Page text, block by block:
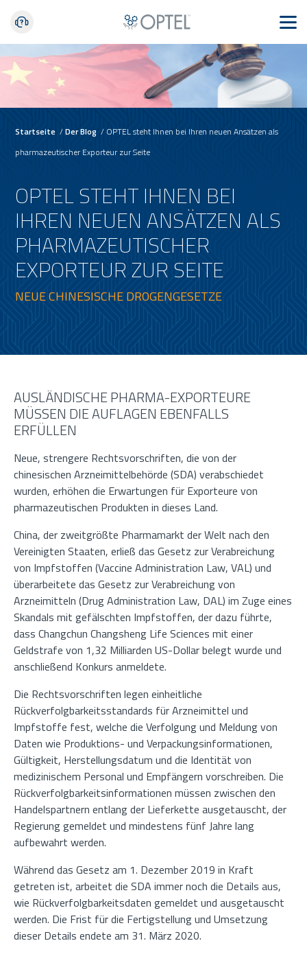
Startseite /Der Blog / OPTEL steht Ihnen bei Ihren neuen Ansätzen als
pharmazeutischer Exporteur zur Seite
OPTEL STEHT IHNEN BEI
IHREN NEUEN ANSÄTZEN ALS
PHARMAZEUTISCHER
EXPORTEUR ZUR SEITE
NEUE CHINESISCHE DROGENGESETZE
AUSLÄNDISCHE PHARMA-EXPORTEURE
MÜSSEN DIE AUFLAGEN EBENFALLS
ERFÜLLEN
Neue, strengere Rechtsvorschriften, die von der
chinesischen Arzneimittelbehörde (SDA) verabschiedet
wurden, erhöhen die Erwartungen für Exporteure von
pharmazeutischen Produkten in dieses Land.
China, der zweitgrößte Pharmamarkt der Welt nach den
Vereinigten Staaten, erließ das Gesetz zur Verabreichung
von Impfstoffen (Vaccine Administration Law, VAL) und
überarbeitete das Gesetz zur Verabreichung von
Arzneimitteln (Drug Administration Law, DAL) im Zuge eines
Skandals mit gefälschten Impfstoffen, der dazu führte,
dass Changchun Changsheng Life Sciences mit einer
Geldstrafe von 1,32 Milliarden US-Dollar belegt wurde und
anschließend Konkurs anmeldete.
Die Rechtsvorschriften legen einheitliche
Rückverfolgbarkeitsstandards für Arzneimittel und
Impfstoffe fest, welche die Verfolgung und Meldung von
Daten wie Produktions- und Verpackungsinformationen,
Gültigkeit, Herstellungsdatum und die Identität von
medizinischem Personal und Empfängern vorschreiben. Die
Rückverfolgbarkeitsinformationen müssen zwischen den
Handelspartnern entlang der Lieferkette ausgetauscht, der
Regierung gemeldet und mindestens fünf Jahre lang
aufbewahrt werden.
Während das Gesetz am 1. Dezember 2019 in Kraft
getreten ist, arbeitet die SDA immer noch die Details aus,
wie Rückverfolgbarkeitsdaten gemeldet und ausgetauscht
werden. Die Frist für die Fertigstellung und Umsetzung
dieser Details endete am 31. März 2020.